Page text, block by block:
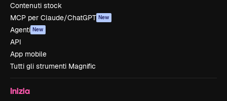
Contenuti stock
MCP per Claude/ChatGPT New
Agenti New
API
App mobile
Tutti gli strumenti Magnific
Inizia